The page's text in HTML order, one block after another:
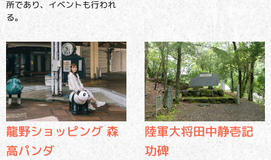
所であり、イベントも行われ
る。
龍野ショッピング 森
高パンダ
陸軍大将田中静壱記
功碑